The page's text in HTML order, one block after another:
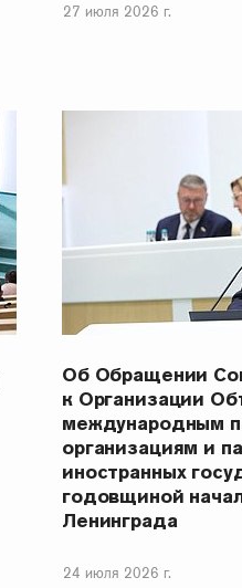
27 июля 2026 г.
Об Обращении
к Организации
международным
организациям и
иностранных
годовщиной
Ленинграда
24 июля 2026 г.